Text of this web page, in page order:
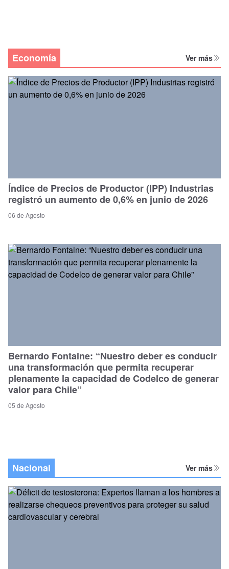
Economía Ver más
Índice de Precios de Productor (IPP) Industrias
registró un aumento de 0,6% en junio de 2026
06 de Agosto
Bernardo Fontaine: “Nuestro deber es conducir
una transformación que permita recuperar
plenamente la capacidad de Codelco de generar
valor para Chile”
05 de Agosto
Nacional Ver más